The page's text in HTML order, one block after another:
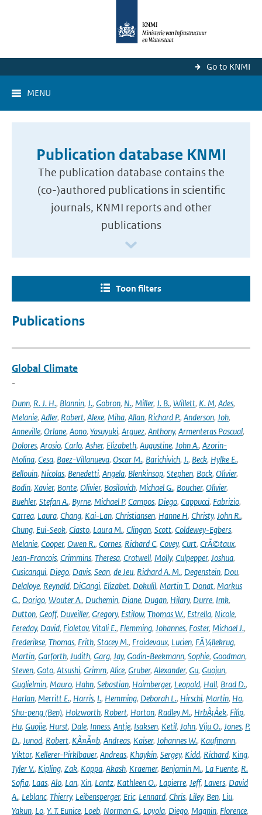
Go to KNMI
MENU
Publication database KNMI
The publication database contains the
(co-)authored publications in scientific
journals, KNMI reports and other
publications
Toon filters
Publications
Global Climate
-
Dunn, R. J. H., Blannin, J., Gobron, N., Miller, J. B., Willett, K. M, Ades,
Melanie, Adler, Robert, Alexe, Miha, Allan, Richard P., Anderson, Joh,
Anneville, Orlane, Aono, Yasuyuki, Arguez, Anthony, Armenteras Pascual,
Dolores, Arosio, Carlo, Asher, Elizabeth, Augustine, John A., Azorin-
Molina, Cesa, Baez-Villanueva, Oscar M., Barichivich, J., Beck, Hylke E.,
Bellouin, Nicolas, Benedetti, Angela, Blenkinsop, Stephen, Bock, Olivier,
Bodin, Xavier, Bonte, Olivier, Bosilovich, Michael G., Boucher, Olivier,
Buehler, Stefan A., Byrne, Michael P, Campos, Diego, Cappucci, Fabrizio,
Carrea, Laura, Chang, Kai-Lan, Christiansen, Hanne H, Christy, John R.,
Chung, Eui-Seok, Ciasto, Laura M., Clingan, Scott, Coldewey-Egbers,
Melanie, Cooper, Owen R., Cornes, Richard C, Covey, Curt, CrÃ©taux,
Jean-Francois, Crimmins, Theresa, Crotwell, Molly, Culpepper, Joshua,
Cusicanqui, Diego, Davis, Sean, de Jeu, Richard A. M., Degenstein, Dou,
Delaloye, Reynald, DiGangi, Elizabet, Dokulil, Martin T., Donat, Markus
G., Dorigo, Wouter A., Duchemin, Diane, Dugan, Hilary, Durre, Imk,
Dutton, Geoff, Duveiller, Gregory, Estilow, Thomas W., Estrella, Nicole,
Fereday, David, Fioletov, Vitali E., Flemming, Johannes, Foster, Michael J.,
Frederikse, Thomas, Frith, Stacey M., Froidevaux, Lucien, FÃ¼llekrug,
Martin, Garforth, Judith, Garg, Jay, Godin-Beekmann, Sophie, Goodman,
Steven, Goto, Atsushi, Grimm, Alice, Gruber, Alexander, Gu, Guojun,
Guglielmin, Mauro, Hahn, Sebastian, Haimberger, Leopold, Hall, Brad D.,
Harlan, Merritt E., Harris, I., Hemming, Deborah L., Hirschi, Martin, Ho,
Shu-peng (Ben), Holzworth, Robert, Horton, Radley M., HrbÃ¡Äek, Filip,
Hu, Guojie, Hurst, Dale, Inness, Antje, Isaksen, Ketil, John, Viju O., Jones, P.
D., Junod, Robert, KÃ¤Ã¤b, Andreas, Kaiser, Johannes W., Kaufmann,
Viktor, Kellerer-Pirklbauer, Andreas, Khaykin, Sergey, Kidd, Richard, King,
Tyler V., Kipling, Zak, Koppa, Akash, Kraemer, Benjamin M., La Fuente, R.
Sofia, Laas, Alo, Lan, Xin, Lantz, Kathleen O., Lapierre, Jeff, Lavers, David
A., Leblanc, Thierry, Leibensperger, Eric, Lennard, Chris, Liley, Ben, Liu,
Yakun, Lo, Y. T. Eunice, Loeb, Norman G., Loyola, Diego, Magnin, Florence,